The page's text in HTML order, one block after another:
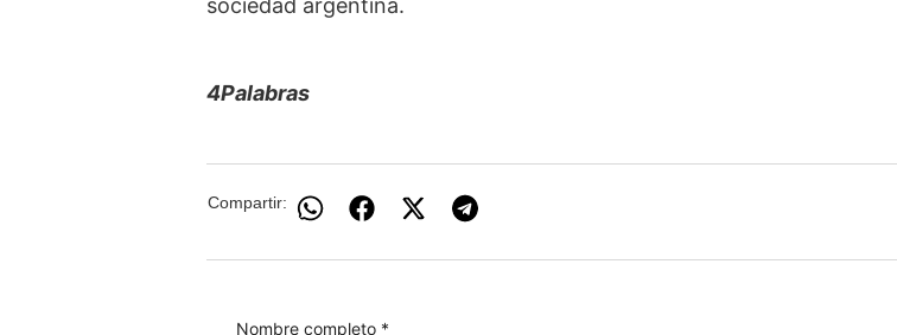
4Palabras
Compartir:
Nombre completo *